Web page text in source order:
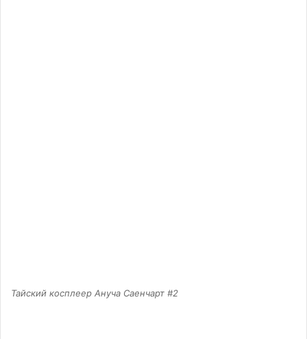
Тайский косплеер Ануча Саенчарт #2